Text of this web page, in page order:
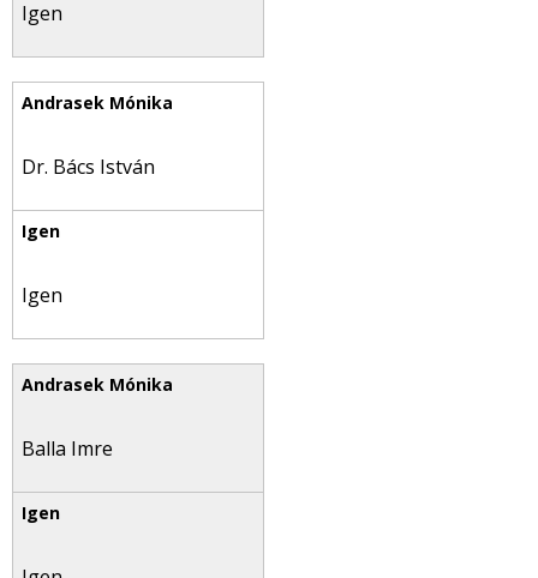
Igen
Dr. Bács István
Igen
Balla Imre